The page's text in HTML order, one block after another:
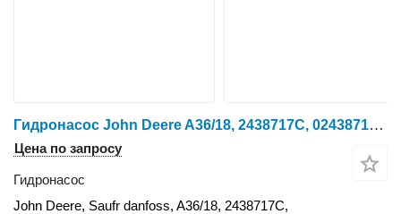
Гидронасос John Deere A36/18, 2438717C, 02438717, 2417623 , , A36/18, 2438717C, 024387 John для трактора колесного
Цена по запросу
Гидронасос
John Deere, Saufr danfoss, A36/18, 2438717C,